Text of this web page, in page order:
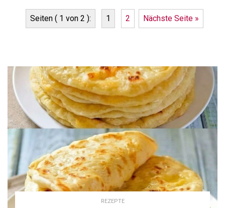
Seiten ( 1 von 2 ): 1 2 Nächste Seite »
REZEPTE